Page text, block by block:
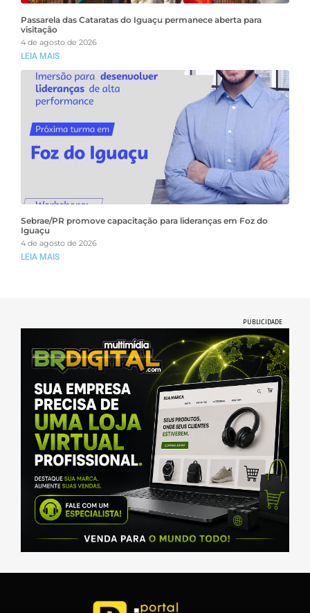
Passarela das Cataratas do Iguaçu permanece aberta para
visitação
4 de agosto de 2026
LEIA MAIS
Sebrae/PR promove capacitação para lideranças em Foz do
Iguaçu
4 de agosto de 2026
LEIA MAIS
PUBLICIDADE